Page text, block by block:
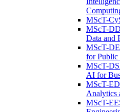
MScT-
MScT-
Data and
MScT-
for Public
MScT-
AI for
MScT-
Analytics
MScT-